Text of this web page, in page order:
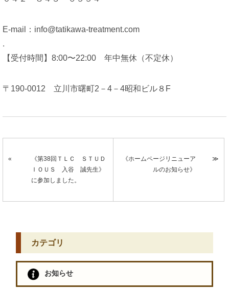
E-mail：info@tatikawa-treatment.com
.
【受付時間】8:00〜22:00 年中無休（不定休）
〒190-0012 立川市曙町2－4－4昭和ビル８F
《第38回ＴＬＣ ＳＴＵＤ
ＩＯＵＳ 入谷 誠先生》
に参加しました。
《ホームページリニューア
ルのお知らせ》
カテゴリ
お知らせ